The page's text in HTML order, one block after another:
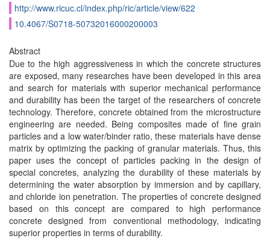
http://www.ricuc.cl/index.php/ric/article/view/622
10.4067/S0718-50732016000200003
Abstract
Due to the high aggressiveness in which the concrete structures
are exposed, many researches have been developed in this area
and search for materials with superior mechanical performance
and durability has been the target of the researchers of concrete
technology. Therefore, concrete obtained from the microstructure
engineering are needed. Being composites made of fine grain
particles and a low water/binder ratio, these materials have dense
matrix by optimizing the packing of granular materials. Thus, this
paper uses the concept of particles packing in the design of
special concretes, analyzing the durability of these materials by
determining the water absorption by immersion and by capillary,
and chloride ion penetration. The properties of concrete designed
based on this concept are compared to high performance
concrete designed from conventional methodology, indicating
superior properties in terms of durability.